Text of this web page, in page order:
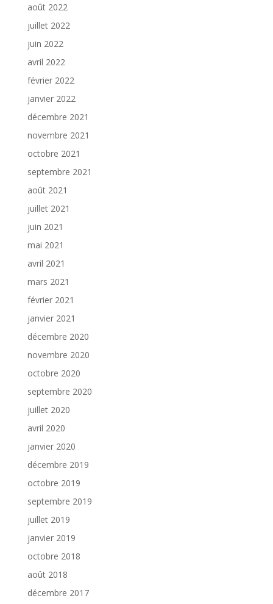
août 2022
juillet 2022
juin 2022
avril 2022
février 2022
janvier 2022
décembre 2021
novembre 2021
octobre 2021
septembre 2021
août 2021
juillet 2021
juin 2021
mai 2021
avril 2021
mars 2021
février 2021
janvier 2021
décembre 2020
novembre 2020
octobre 2020
septembre 2020
juillet 2020
avril 2020
janvier 2020
décembre 2019
octobre 2019
septembre 2019
juillet 2019
janvier 2019
octobre 2018
août 2018
décembre 2017